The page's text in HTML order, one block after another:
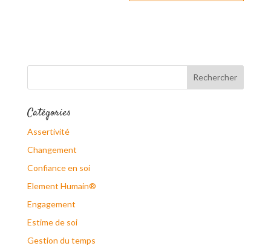
Catégories
Assertivité
Changement
Confiance en soi
Element Humain®
Engagement
Estime de soi
Gestion du temps